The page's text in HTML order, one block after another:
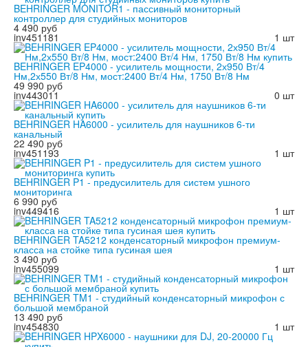
BEHRINGER MONITOR1 - пассивный мониторный
контроллер для студийных мониторов
4 490 руб
1 шт
inv451181
BEHRINGER EP4000 - усилитель мощности, 2х950 Вт/4
Нм,2х550 Вт/8 Нм, мост:2400 Вт/4 Нм, 1750 Вт/8 Нм
49 990 руб
0 шт
inv443011
BEHRINGER HA6000 - усилитель для наушников 6-ти
канальный
22 490 руб
1 шт
inv451193
BEHRINGER P1 - предусилитель для систем ушного
мониторинга
6 990 руб
1 шт
inv449416
BEHRINGER TA5212 конденсаторный микрофон премиум-
класса на стойке типа гусиная шея
3 490 руб
1 шт
inv455099
BEHRINGER TM1 - студийный конденсаторный микрофон с
большой мембраной
13 490 руб
1 шт
inv454830